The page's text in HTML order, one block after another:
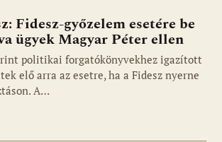
Fidesz-győzelem esetére be
ügyek Magyar Péter ellen
politikai forgatókönyvekhez igazított
elő arra az esetre, ha a Fidesz nyerne
A…